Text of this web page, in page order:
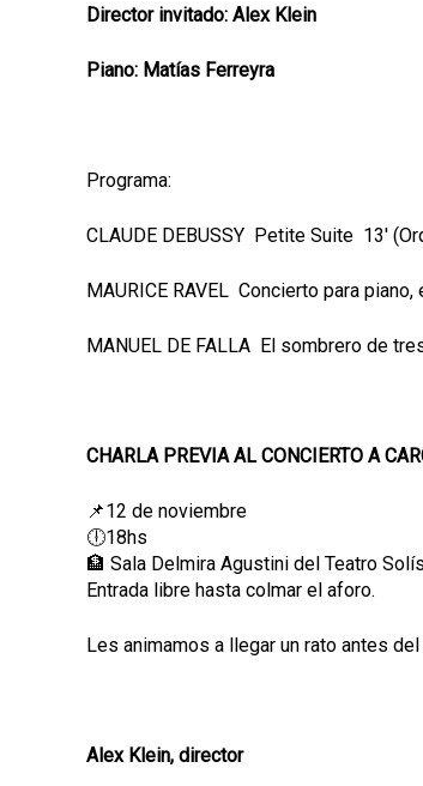
Director invitado: Alex Klein
Piano: Matías Ferreyra
Programa:
CLAUDE DEBUSSY Petite Suite 13'
MAURICE RAVEL Concierto para
MANUEL DE FALLA El sombrero de
CHARLA PREVIA AL CONCIERTO A
📌12 de noviembre
🕕18hs
🏦 Sala Delmira Agustini del Teatro Solís
Entrada libre hasta colmar el aforo.
Les animamos a llegar un rato antes
Alex Klein, director